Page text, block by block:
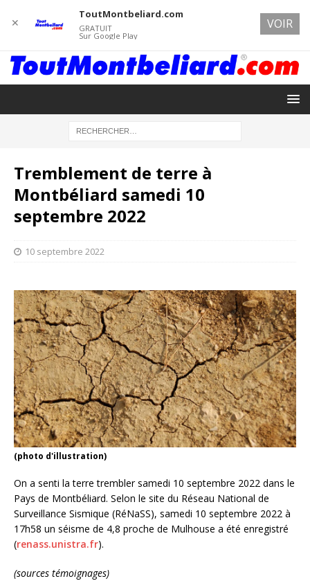
Tremblement de terre à
Montbéliard samedi 10
septembre 2022
10 septembre 2022
(photo d'illustration)
On a senti la terre trembler samedi 10 septembre 2022 dans le
Pays de Montbéliard. Selon le site du Réseau National de
Surveillance Sismique (RéNaSS), samedi 10 septembre 2022 à
17h58 un séisme de 4,8 proche de Mulhouse a été enregistré
(renass.unistra.fr).
(sources témoignages)
✕
ToutMontbeliard.com
GRATUIT
Sur Google Play
VOIR